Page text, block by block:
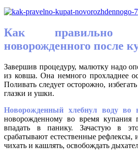
Как правильно
новорожденного после
Завершив процедуру, малютку надо
из ковша. Она немного прохладнее
Поливать следует осторожно,
глазки и ушки.
Новорожденный хлебнул воду во
новорожденному во время купания
впадать в панику. Зачастую в
срабатывают естественные рефлексы,
чихать и кашлять, освобождать